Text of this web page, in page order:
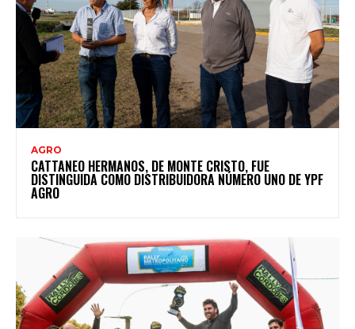
AGRO
CATTANEO HERMANOS, DE MONTE CRISTO, FUE
DISTINGUIDA COMO DISTRIBUIDORA NÚMERO UNO DE YPF
AGRO